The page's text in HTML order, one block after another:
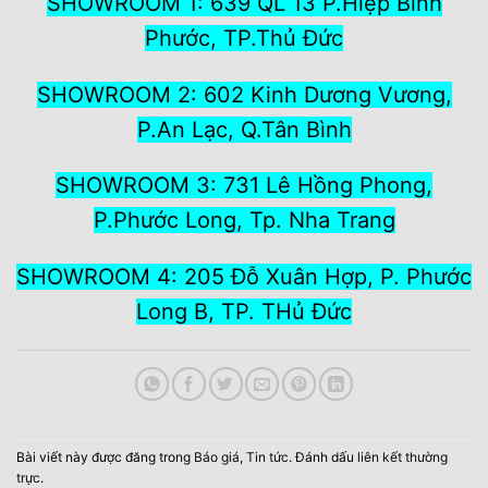
Phước, TP.Thủ Đức
SHOWROOM 2: 602 Kinh Dương Vương,
P.An Lạc, Q.Tân Bình
SHOWROOM 3: 731 Lê Hồng Phong,
P.Phước Long, Tp. Nha Trang
SHOWROOM 4: 205 Đỗ Xuân Hợp, P. Phước
Long B, TP. THủ Đức
Bài viết này được đăng trong Báo giá, Tin tức. Đánh dấu liên kết thường
trực.